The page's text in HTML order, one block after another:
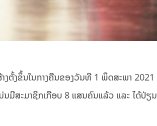
ງຕັ້ງຂຶ້ນໃນກາງຄືນຂອງວັນທີ 1 ພຶດສະພາ 2021
ມີສະມາຊິກເກືອບ 8 ແສນຄົນແລ້ວ ແລະ ໄດ້ປ່ຽນ